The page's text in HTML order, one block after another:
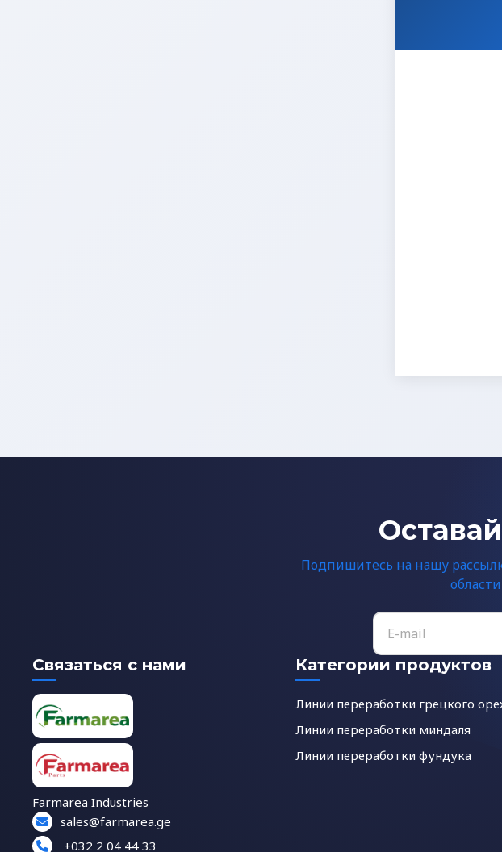
Подпишитесь на нашу
Связаться с нами
Farmarea Industries
sales@farmarea.ge
+032 2 04 44 33
Категории продуктов
Линии переработки грецкого
Линии переработки миндаля
Линии переработки фундука